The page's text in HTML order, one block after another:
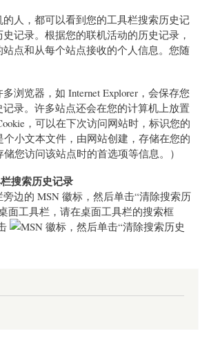
人，都可以看到您的工具栏搜索历史记
记录。根据您的联机活动的历史记录，
点和从每个站点接收的个人信息。您随
览器，如 Internet Explorer，会保存您
录。许多站点还会在您的计算机上放置
，可以在下次访问网站时，标识您的
个小文本文件，由网站创建，存储在您的
您访问该站点时的首选项等信息。）
搜索历史记录
的 MSN 徽标，然后单击“清除搜索历
面工具栏，请在桌面工具栏的搜索框
，然后单击“清除搜索历史